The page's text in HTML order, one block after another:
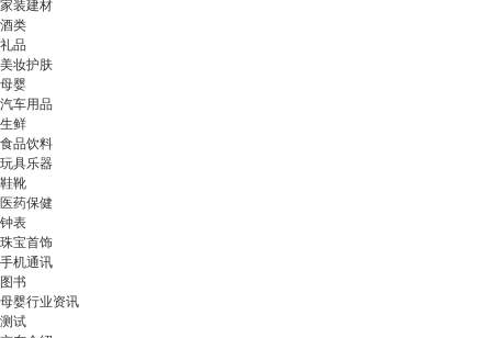
家装建材
酒类
礼品
美妆护肤
母婴
汽车用品
生鲜
食品饮料
玩具乐器
鞋靴
医药保健
钟表
珠宝首饰
手机通讯
图书
母婴行业资讯
测试